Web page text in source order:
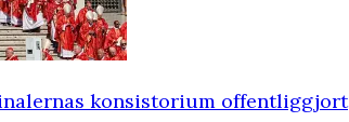
konsistorium offentliggjort